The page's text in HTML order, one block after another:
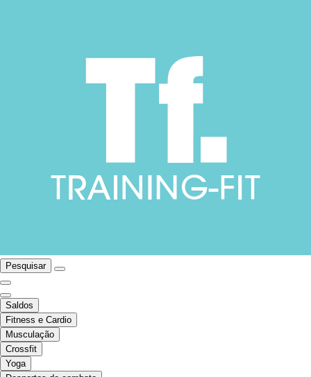
Pesquisar
Saldos
Fitness e Cardio
Musculação
Crossfit
Yoga